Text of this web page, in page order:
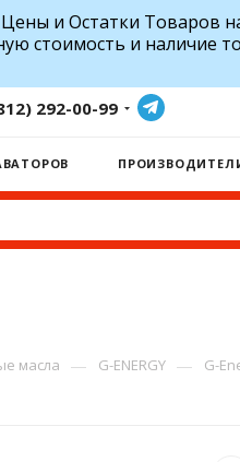
и Остатки Товаров
стоимость и наличие
292-00-99
масла — G-ENERGY — G-